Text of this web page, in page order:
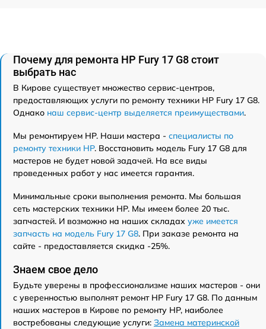
Почему для ремонта HP Fury 17 G8 стоит
выбрать нас
В Кирове существует множество сервис-центров,
предоставляющих услуги по ремонту техники HP Fury 17 G8.
Однако наш сервис-центр выделяется преимуществами.
Мы ремонтируем HP. Наши мастера - специалисты по
ремонту техники HP. Восстановить модель Fury 17 G8 для
мастеров не будет новой задачей. На все виды
проведенных работ у нас имеется гарантия.
Минимальные сроки выполнения ремонта. Мы большая
сеть мастерских техники HP. Мы имеем более 20 тыс.
запчастей. И возможно на наших складах уже имеется
запчасть на модель Fury 17 G8. При заказе ремонта на
сайте - предоставляется скидка -25%.
Знаем свое дело
Будьте уверены в профессионализме наших мастеров - они
с уверенностью выполнят ремонт HP Fury 17 G8. По данным
наших мастеров в Кирове по ремонту HP, наиболее
востребованы следующие услуги: Замена материнской